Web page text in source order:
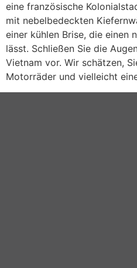
eine französische
mit nebelbedeckten
einer kühlen Brise, die einen
lässt. Schließen Sie die
Vietnam vor. Wir schätzen,
Motorräder und vielleicht